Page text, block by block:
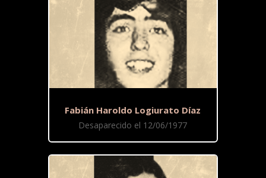
Fabián Haroldo Logiurato Díaz
Desaparecido el 12/06/1977